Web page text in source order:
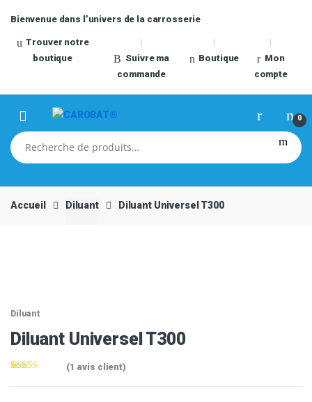
navigation
content
Bienvenue dans l’univers de la carrosserie
Trouver notre
boutique
Suivre ma
commande
Boutique
Mon
compte
0
Recherche
pour :
Accueil Diluant Diluant Universel T300
Diluant
Diluant Universel T300
5 basé sur
(1 avis client)